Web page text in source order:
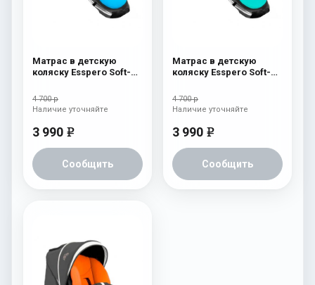
Матрас в детскую
коляску Esspero Soft-
4 700 р
3 990 e
Сообщить
Наличие уточняйте
Матрас в детскую
коляску Esspero Soft-
4 700 р
3 990 e
Сообщить
Наличие уточняйте